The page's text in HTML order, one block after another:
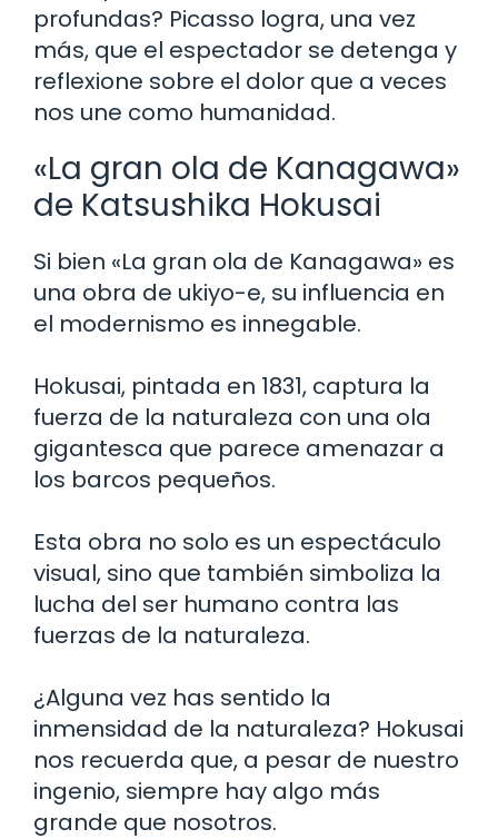
profundas? Picasso logra, una vez
más, que el espectador se detenga y
reflexione sobre el dolor que a veces
nos une como humanidad.
«La gran ola de Kanagawa»
de Katsushika Hokusai
Si bien «La gran ola de Kanagawa» es
una obra de ukiyo-e, su influencia en
el modernismo es innegable.
Hokusai, pintada en 1831, captura la
fuerza de la naturaleza con una ola
gigantesca que parece amenazar a
los barcos pequeños.
Esta obra no solo es un espectáculo
visual, sino que también simboliza la
lucha del ser humano contra las
fuerzas de la naturaleza.
¿Alguna vez has sentido la
inmensidad de la naturaleza? Hokusai
nos recuerda que, a pesar de nuestro
ingenio, siempre hay algo más
grande que nosotros.